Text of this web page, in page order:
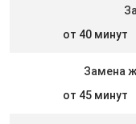
от 40 минут
Замена
от 45 минут